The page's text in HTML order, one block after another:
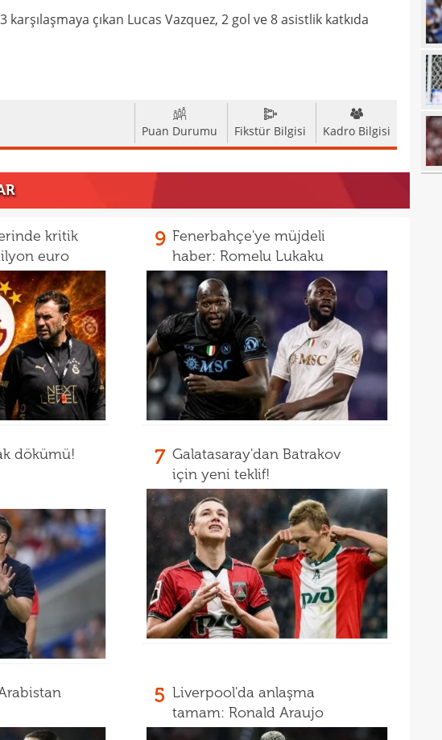
karşılaşmaya çıkan Lucas Vazquez, 2 gol ve 8 asistlik katkıda
Puan Durumu Fikstür Bilgisi Kadro Bilgisi
kritik
euro
9 Fenerbahçe'ye müjdeli
haber: Romelu Lukaku
dökümü!
7 Galatasaray'dan Batrakov
için yeni teklif!
5 Liverpool'da anlaşma
tamam: Ronald Araujo